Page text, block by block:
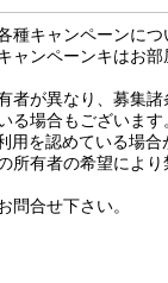
種キャンペーンにつ
ャンペーンキはお
者が異なり、募集諸
る場合もございます
用を認めている場合
所有者の希望によ
合せ下さい。